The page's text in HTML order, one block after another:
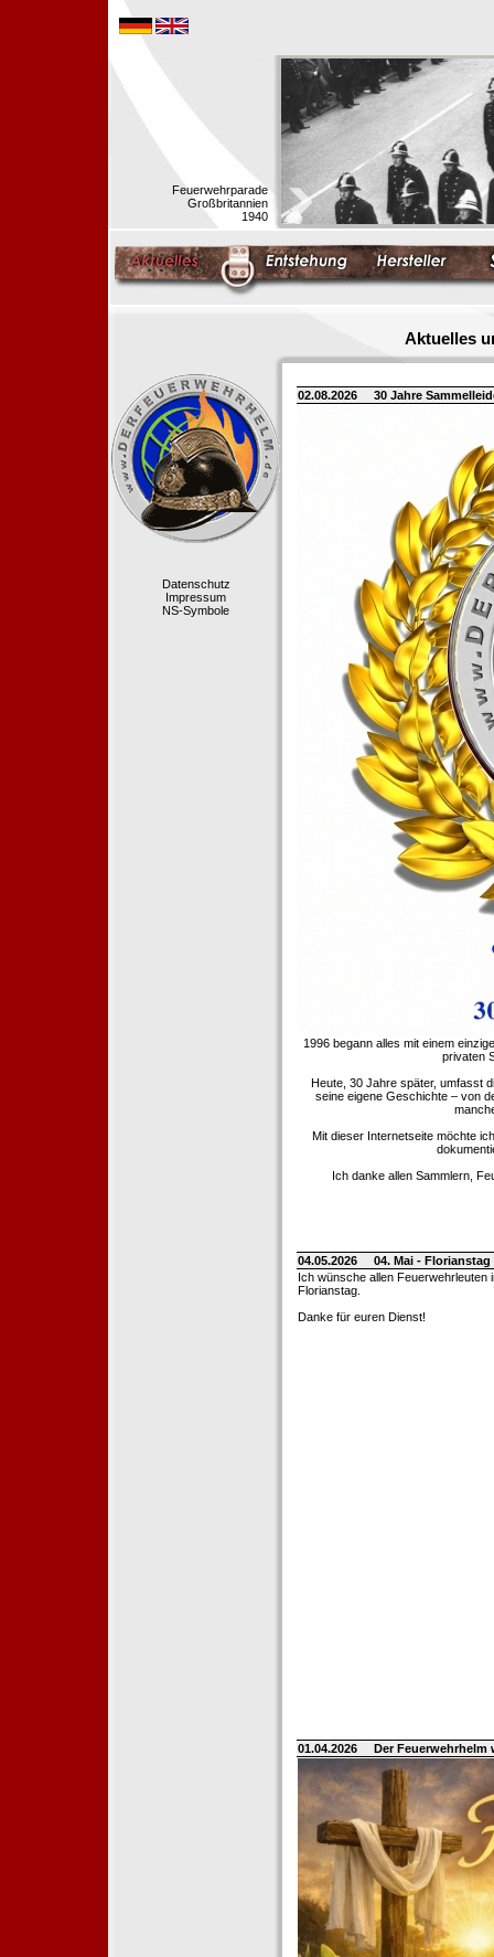
Feuerwehrparade
Großbritannien
1940
Aktuelles
Datenschutz
Impressum
NS-Symbole
02.08.2026 30 Jahre
1996 begann alles mit einem
privaten
Heute, 30 Jahre später, umfasst
seine eigene Geschichte – von
Mit dieser Internetseite möchte
Ich danke allen Sammlern,
04.05.2026
04. Mai -
Ich wünsche allen Feuerwehrleuten
Florianstag.
Danke für euren Dienst!
01.04.2026 Der